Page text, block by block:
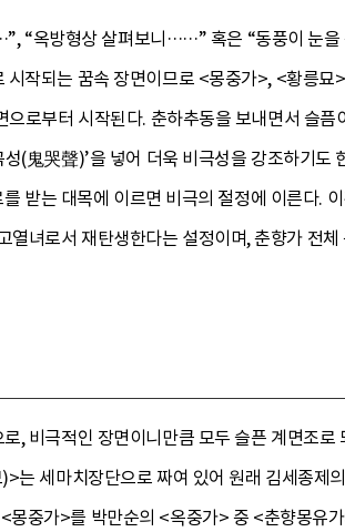
“옥방형상 살펴보니……” 혹은 “동풍이 눈
작되는 꿈속 장면이므로 <몽중가>, <황릉묘
로부터 시작된다. 춘하추동을 보내면서 슬픔
(鬼哭聲)’을 넣어 더욱 비극성을 강조하기도
받는 대목에 이르면 비극의 절정에 이른다.
녀로서 재탄생한다는 설정이며, 춘향가 전
, 비극적인 장면이니만큼 모두 슬픈 계면조로
는 세마치장단으로 짜여 있어 원래 김세종제
몽중가>를 박만순의 <옥중가> 중 <춘향몽유